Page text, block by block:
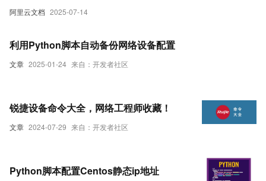
阿里云文档 2025-07-14
文章 2025-01-24 来自：开发者社区
利用Python脚本自动备份网络设备配置
文章 2024-07-29 来自：开发者社区
锐捷设备命令大全，网络工程师收藏！
Python脚本配置Centos静态ip地址